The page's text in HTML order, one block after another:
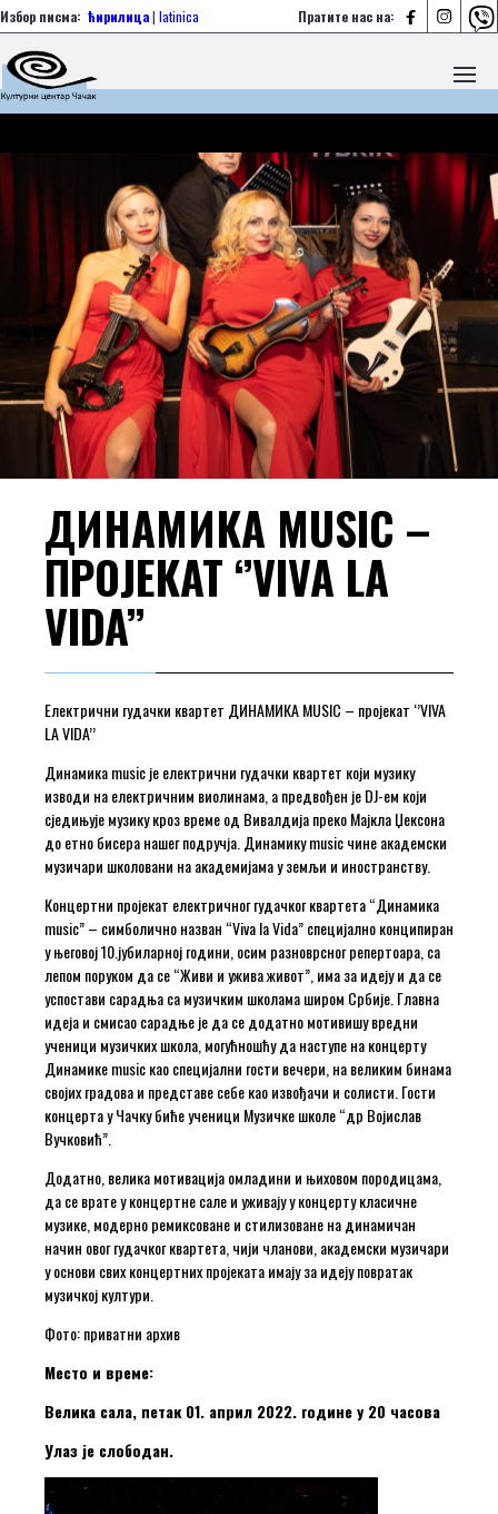
Пратите нас на:   
Избор писма: ћирилица| latinica
ДИНАМИКА MUSIC –
ПРОЈЕКАТ ‘’VIVA LA
VIDA’’
Електрични гудачки квартет ДИНАМИКА MUSIC – пројекат ‘’VIVA
LA VIDA’’
Динамика music је електрични гудачки квартет који музику
изводи на електричним виолинама, а предвођен је DJ-ем који
сједињује музику кроз време од Вивалдија преко Мајкла Џексона
до етно бисера нашег подручја. Динамику music чине академски
музичари школовани на академијама у земљи и иностранству.
Концертни пројекат електричног гудачког квартета “Динамика
music” – симболично назван “Viva la Vida” специјално конципиран
у његовој 10.јубиларној години, осим разноврсног репертоара, са
лепом поруком да се “Живи и ужива живот”, има за идеју и да се
успостави сарадња са музичким школама широм Србије. Главна
идеја и смисао сарадње је да се додатно мотивишу вредни
ученици музичких школа, могућношћу да наступе на концерту
Динамике music као специјални гости вечери, на великим бинама
својих градова и представе себе као извођачи и солисти. Гости
концерта у Чачку биће ученици Музичке школе “др Војислав
Вучковић”.
Додатно, велика мотивација омладини и њиховом породицама,
да се врате у концертне сале и уживају у концерту класичне
музике, модерно ремиксоване и стилизоване на динамичан
начин овог гудачког квартета, чији чланови, академски музичари
у основи свих концертних пројеката имају за идеју повратак
музичкој култури.
Фото: приватни архив
Место и време:
Велика сала, петак 01. април 2022. године у 20 часова
Улаз је слободан.